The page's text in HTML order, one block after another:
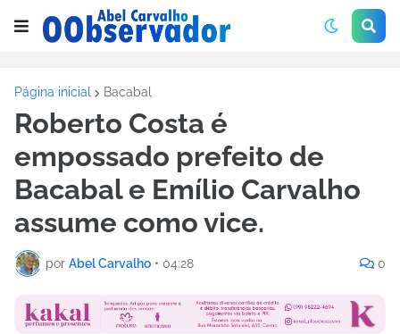
Página inicial Bacabal
Roberto Costa é
empossado prefeito de
Bacabal e Emílio Carvalho
assume como vice.
por Abel Carvalho • 04:28 0